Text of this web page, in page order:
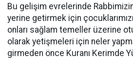
Bu gelişim evrelerinde
yerine getirmek için
onları sağlam temeller üzerine
olarak yetişmeleri için neler
girmeden önce Kuranı Kerimde